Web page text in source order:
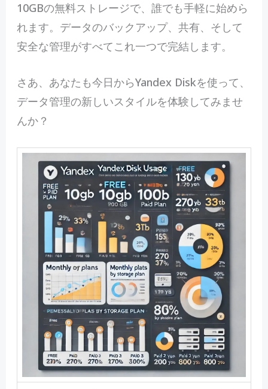
10GBの無料ストレージで、誰でも手軽に始めら
れます。データのバックアップ、共有、そして
安全な管理がすべてこれ一つで完結します。
さあ、あなたも今日からYandex Diskを使って、
データ管理の新しいスタイルを体験してみませ
んか？